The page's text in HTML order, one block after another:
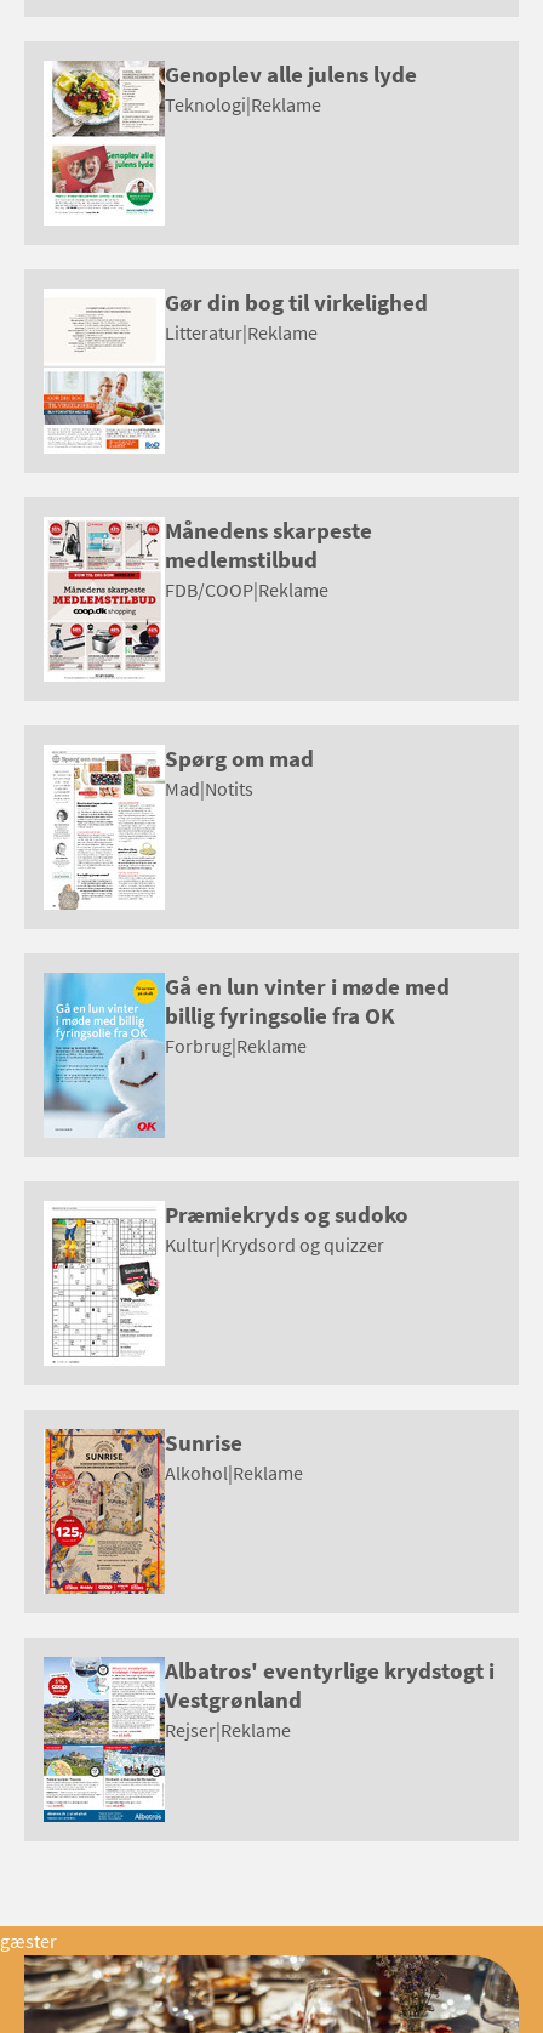
Genoplev alle julens lyde
Teknologi|Reklame
Gør din bog til virkelighed
Litteratur|Reklame
Månedens skarpeste
medlemstilbud
FDB/COOP|Reklame
Spørg om mad
Mad|Notits
Gå en lun vinter i møde med
billig fyringsolie fra OK
Forbrug|Reklame
Præmiekryds og sudoko
Kultur|Krydsord og quizzer
Sunrise
Alkohol|Reklame
Albatros' eventyrlige krydstogt i
Vestgrønland
Rejser|Reklame
gæster